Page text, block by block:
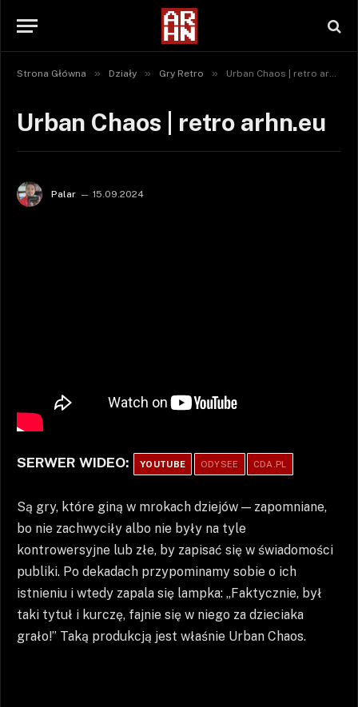
Strona Główna » Działy » Gry Retro » Urban Chaos | retro arhn.eu
Urban Chaos | retro arhn.eu
Palar 15.09.2024
SERWER WIDEO: YOUTUBE ODYSEE CDA.PL
Są gry, które giną w mrokach dziejów — zapomniane,
bo nie zachwyciły albo nie były na tyle
kontrowersyjne lub złe, by zapisać się w świadomości
publiki. Po dekadach przypominamy sobie o ich
istnieniu i wtedy zapala się lampka: „Faktycznie, był
taki tytuł i kurczę, fajnie się w niego za dzieciaka
grało!” Taką produkcją jest właśnie Urban Chaos.